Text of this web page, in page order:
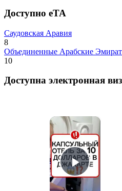
Доступно eTA
Саудовская Аравия
8
Объединенные Арабские
10
Доступна электронная
×
Play